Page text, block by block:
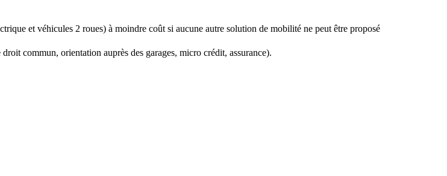
et véhicules 2 roues) à moindre coût si aucune autre solution de mobilité ne peut être proposé
commun, orientation auprès des garages, micro crédit, assurance).